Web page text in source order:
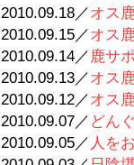
2010.09.18／オス
2010.09.15／オス
2010.09.14／ 鹿サ
2010.09.13／オス
2010.09.12／オス
2010.09.07／ どん
2010.09.05／ 人を